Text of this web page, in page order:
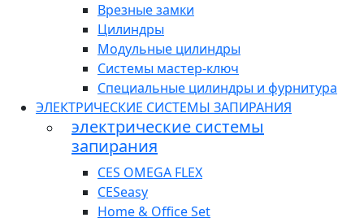
Врезные замки
Цилиндры
Модульные цилиндры
Системы мастер-ключ
Специальные цилиндры и фурнитура
ЭЛЕКТРИЧЕСКИЕ СИСТЕМЫ ЗАПИРАНИЯ
электрические системы
запирания
CES OMEGA FLEX
CESeasy
Home & Office Set